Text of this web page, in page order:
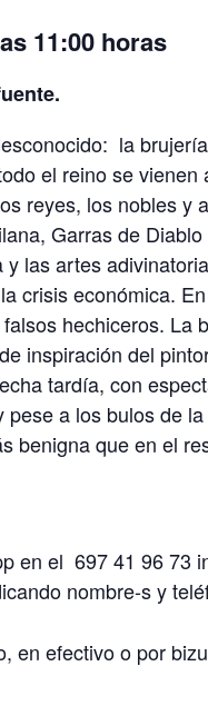
11:00 horas
la
el reino se
reyes, los nobles y
Garras de
las artes
crisis económica.
hechiceros. La
inspiración del
tardía, con
a los bulos de
benigna que en el
en el 697 41 96 73
nombre-s y
en efectivo o por